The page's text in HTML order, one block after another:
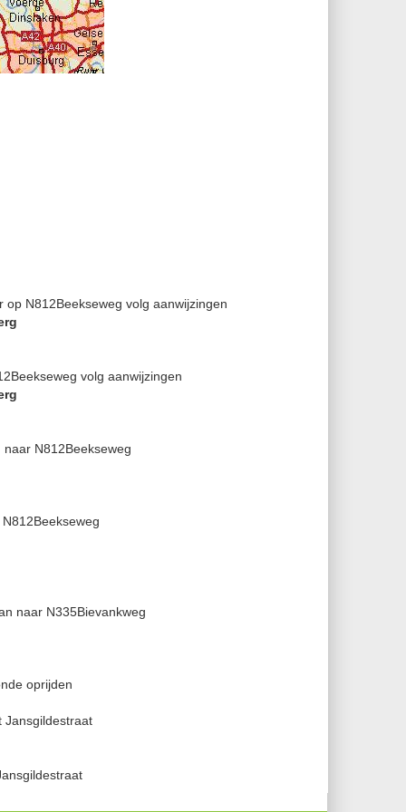
op N812Beekseweg volg aanwijzingen
volg aanwijzingen
N812Beekseweg
naar N335Bievankweg
oprijden
Jansgildestraat